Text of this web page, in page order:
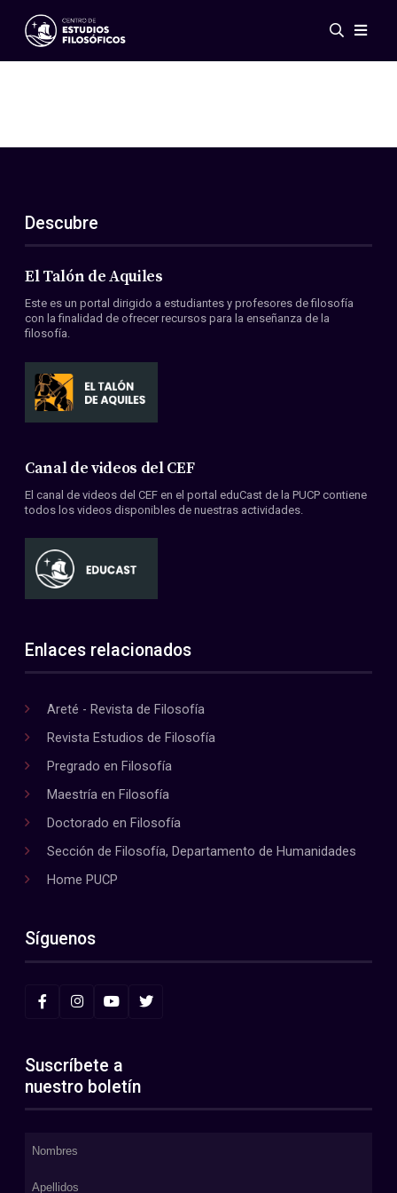
Eventos
ES
EN
Acerca de nosotros
Miembros
Convenios
Descubre
El Talón de Aquiles
Este es un portal dirigido a estudiantes y profesores de filosofía
con la finalidad de ofrecer recursos para la enseñanza de la
filosofía.
Canal de videos del CEF
El canal de videos del CEF en el portal eduCast de la PUCP contiene
todos los videos disponibles de nuestras actividades.
Enlaces relacionados
Areté - Revista de Filosofía
Revista Estudios de Filosofía
Pregrado en Filosofía
Maestría en Filosofía
Doctorado en Filosofía
Sección de Filosofía, Departamento de Humanidades
Home PUCP
Síguenos
Suscríbete a
nuestro boletín